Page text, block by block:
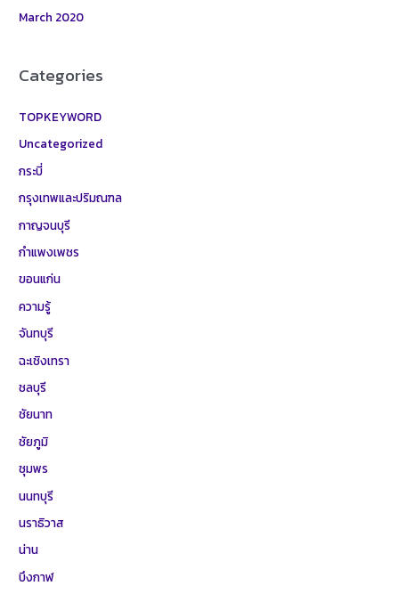
March 2020
Categories
TOPKEYWORD
Uncategorized
กระบี่
กรุงเทพและปริมณฑล
กาญจนบุรี
กำแพงเพชร
ขอนแก่น
ความรู้
จันทบุรี
ฉะเชิงเทรา
ชลบุรี
ชัยนาท
ชัยภูมิ
ชุมพร
นนทบุรี
นราธิวาส
น่าน
บึงกาฬ